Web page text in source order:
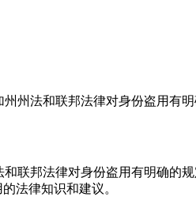
州法和联邦法律对身份盗用有
邦法律对身份盗用有明确的规
法律知识和建议。